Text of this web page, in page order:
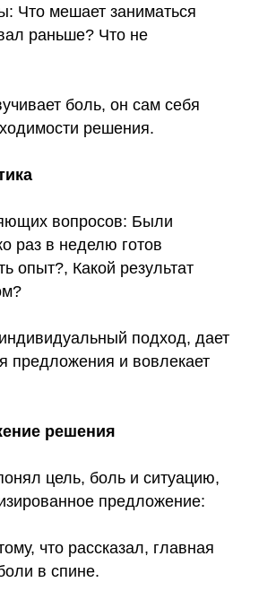
Что мешает заниматься
раньше? Что не
боль, он сам себя
решения.
вопросов: Были
раз в неделю готов
опыт?, Какой результат
подход, дает
предложения и вовлекает
решения
цель, боль и ситуацию,
предложение:
что рассказал, главная
в спине.